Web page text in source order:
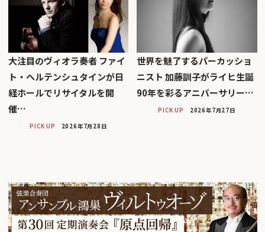
大注目のヴィオラ奏者 ファイ
ト・ヘルテンシュタインが日
経ホールでリサイタルを開
催…
PICK UP 2026年7月28日
世界を魅了するパーカッショ
ニスト 加藤訓子がライヒ生誕
90年を彩るアニバーサリー…
PICK UP 2026年7月27日